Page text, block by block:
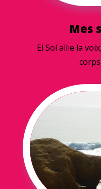
Mes
El Sol allie la